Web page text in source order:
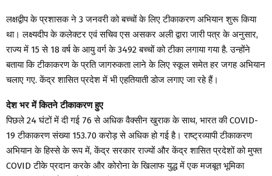
लक्षद्वीप के प्रशासक ने 3 जनवरी को बच्चों के लिए टीकाकरण अभियान शुरू किया
था। लक्ष्यदीप के कलेक्टर एवं सचिव एस असकर अली द्वारा जारी पत्र के अनुसार,
राज्य में 15 से 18 वर्ष के आयु वर्ग के 3492 बच्चों को टीका लगाया गया है. उन्होंने
बताया कि टीकाकरण के प्रति जागरुकता लाने के लिए स्कूल समेत हर जगह अभियान
चलाए गए. केंद्र शासित प्रदेश में भी एहतियाती डोज लगाए जा रहे हैं।
देश भर में कितने टीकाकरण हुए
पिछले 24 घंटों में दी गई 76 से अधिक वैक्सीन खुराक के साथ, भारत की COVID-
19 टीकाकरण संख्या 153.70 करोड़ से अधिक हो गई है। राष्ट्रव्यापी टीकाकरण
अभियान के हिस्से के रूप में, केंद्र सरकार राज्यों और केंद्र शासित प्रदेशों को मुफ्त
COVID टीके प्रदान करके और कोरोना के खिलाफ युद्ध में एक मजबूत भूमिका